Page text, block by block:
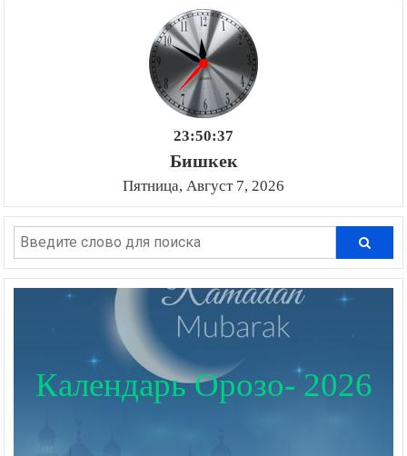
23:50:39
Бишкек
Пятница, Август 7, 2026
Календарь Орозо- 2026